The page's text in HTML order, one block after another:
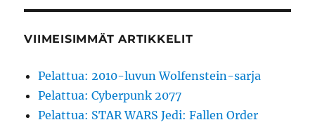
VIIMEISIMMÄT ARTIKKELIT
Pelattua: 2010-luvun Wolfenstein-sarja
Pelattua: Cyberpunk 2077
Pelattua: STAR WARS Jedi: Fallen Order